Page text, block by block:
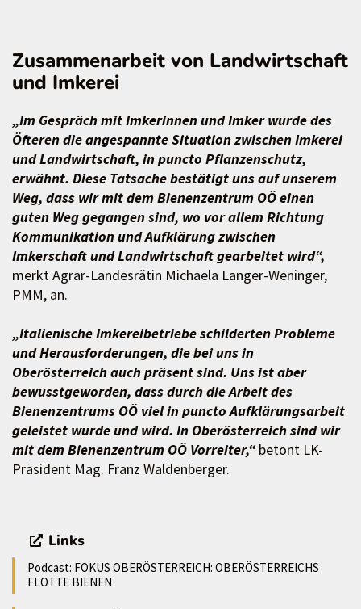
Zusammenarbeit von Landwirtschaft
und Imkerei
„Im Gespräch mit Imkerinnen und Imker wurde des
Öfteren die angespannte Situation zwischen Imkerei
und Landwirtschaft, in puncto Pflanzenschutz,
erwähnt. Diese Tatsache bestätigt uns auf unserem
Weg, dass wir mit dem Bienenzentrum OÖ einen
guten Weg gegangen sind, wo vor allem Richtung
Kommunikation und Aufklärung zwischen
Imkerschaft und Landwirtschaft gearbeitet wird“,
merkt Agrar-Landesrätin Michaela Langer-Weninger,
PMM, an.
„Italienische Imkereibetriebe schilderten Probleme
und Herausforderungen, die bei uns in
Oberösterreich auch präsent sind. Uns ist aber
bewusstgeworden, dass durch die Arbeit des
Bienenzentrums OÖ viel in puncto Aufklärungsarbeit
geleistet wurde und wird. In Oberösterreich sind wir
mit dem Bienenzentrum OÖ Vorreiter,“ betont LK-
Präsident Mag. Franz Waldenberger.
Links
Podcast: FOKUS OBERÖSTERREICH: OBERÖSTERREICHS
FLOTTE BIENEN